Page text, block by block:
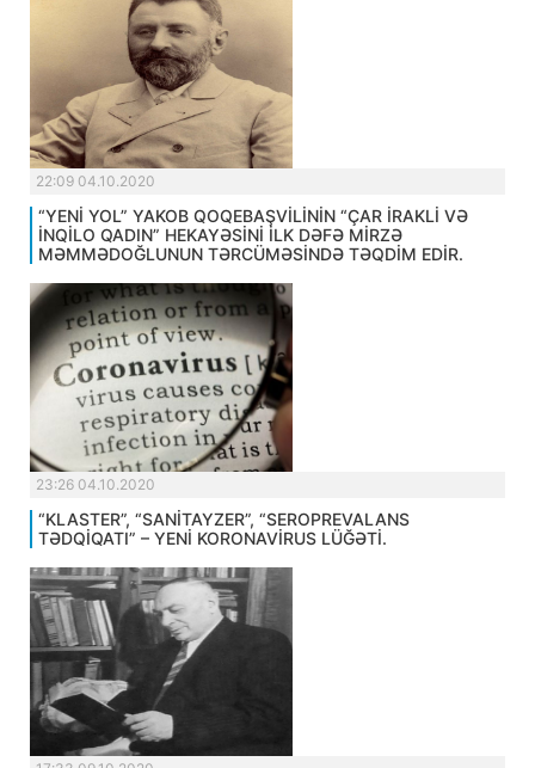
22:09 04.10.2020
“YENİ YOL” YAKOB QOQEBAŞVİLİNİN “ÇAR İRAKLİ VƏ
İNQİLO QADIN” HEKAYƏSİNİ İLK DƏFƏ MİRZƏ
MƏMMƏDOĞLUNUN TƏRCÜMƏSİNDƏ TƏQDİM EDİR.
23:26 04.10.2020
“KLASTER”, “SANİTAYZER”, “SEROPREVALANS
TƏDQİQATI” – YENİ KORONAVİRUS LÜĞƏTİ.